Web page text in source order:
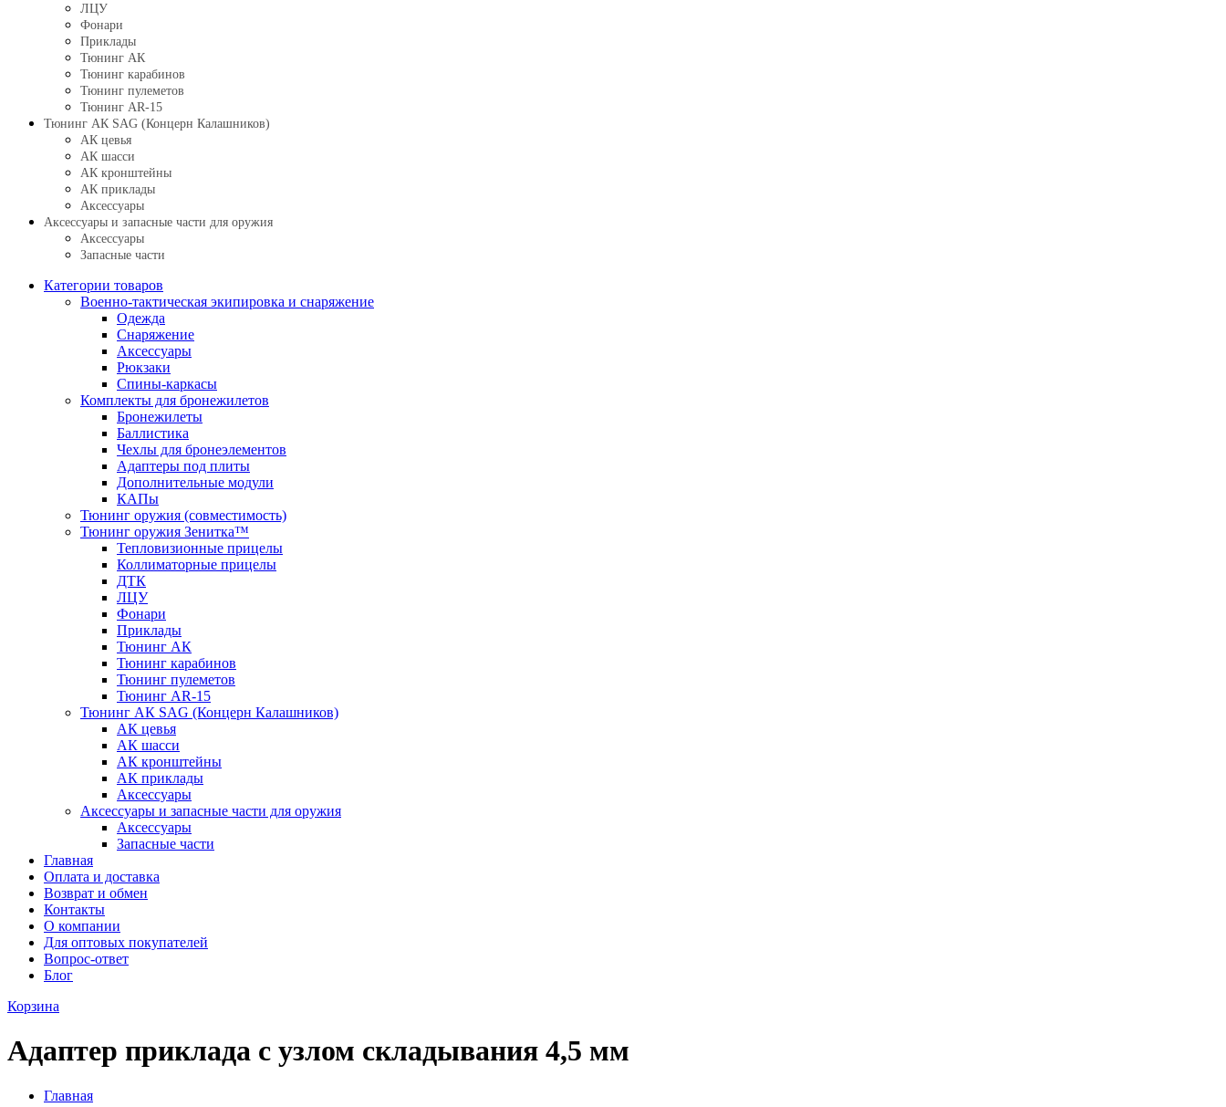
ЛЦУ
Фонари
Приклады
Тюнинг АК
Тюнинг карабинов
Тюнинг пулеметов
Тюнинг AR-15
Тюнинг АК SAG (Концерн Калашников)
АК цевья
АК шасси
АК кронштейны
АК приклады
Аксессуары
Аксессуары и запасные части для оружия
Аксессуары
Запасные части
Категории товаров
Военно-тактическая экипировка и снаряжение
Одежда
Снаряжение
Аксессуары
Рюкзаки
Спины-каркасы
Комплекты для бронежилетов
Бронежилеты
Баллистика
Чехлы для бронеэлементов
Адаптеры под плиты
Дополнительные модули
КАПы
Тюнинг оружия (совместимость)
Тюнинг оружия Зенитка™
Тепловизионные прицелы
Коллиматорные прицелы
ДТК
ЛЦУ
Фонари
Приклады
Тюнинг АК
Тюнинг карабинов
Тюнинг пулеметов
Тюнинг AR-15
Тюнинг АК SAG (Концерн Калашников)
АК цевья
АК шасси
АК кронштейны
АК приклады
Аксессуары
Аксессуары и запасные части для оружия
Аксессуары
Запасные части
Главная
Оплата и доставка
Возврат и обмен
Контакты
О компании
Для оптовых покупателей
Вопрос-ответ
Блог
Корзина
Адаптер приклада с узлом складывания 4,5 мм
Главная